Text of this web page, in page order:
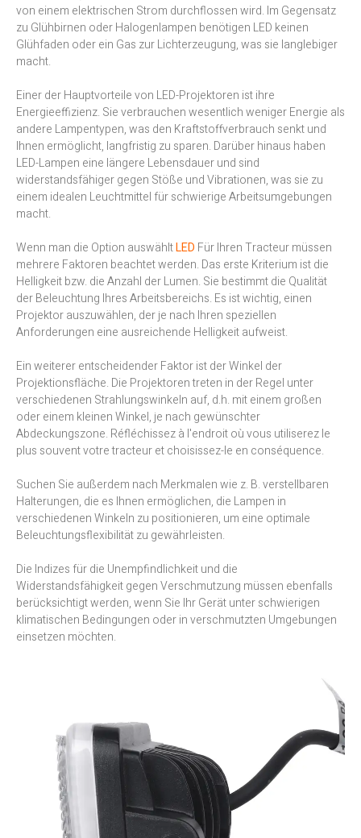
von einem elektrischen Strom durchflossen wird. Im Gegensatz
zu Glühbirnen oder Halogenlampen benötigen LED keinen
Glühfaden oder ein Gas zur Lichterzeugung, was sie langlebiger
macht.
Einer der Hauptvorteile von LED-Projektoren ist ihre
Energieeffizienz. Sie verbrauchen wesentlich weniger Energie als
andere Lampentypen, was den Kraftstoffverbrauch senkt und
Ihnen ermöglicht, langfristig zu sparen. Darüber hinaus haben
LED-Lampen eine längere Lebensdauer und sind
widerstandsfähiger gegen Stöße und Vibrationen, was sie zu
einem idealen Leuchtmittel für schwierige Arbeitsumgebungen
macht.
Wenn man die Option auswähltLED Für Ihren Tracteur müssen
mehrere Faktoren beachtet werden. Das erste Kriterium ist die
Helligkeit bzw. die Anzahl der Lumen. Sie bestimmt die Qualität
der Beleuchtung Ihres Arbeitsbereichs. Es ist wichtig, einen
Projektor auszuwählen, der je nach Ihren speziellen
Anforderungen eine ausreichende Helligkeit aufweist.
Ein weiterer entscheidender Faktor ist der Winkel der
Projektionsfläche. Die Projektoren treten in der Regel unter
verschiedenen Strahlungswinkeln auf, d.h. mit einem großen
oder einem kleinen Winkel, je nach gewünschter
Abdeckungszone. Réfléchissez à l'endroit où vous utiliserez le
plus souvent votre tracteur et choisissez-le en conséquence.
Suchen Sie außerdem nach Merkmalen wie z. B. verstellbaren
Halterungen, die es Ihnen ermöglichen, die Lampen in
verschiedenen Winkeln zu positionieren, um eine optimale
Beleuchtungsflexibilität zu gewährleisten.
Die Indizes für die Unempfindlichkeit und die
Widerstandsfähigkeit gegen Verschmutzung müssen ebenfalls
berücksichtigt werden, wenn Sie Ihr Gerät unter schwierigen
klimatischen Bedingungen oder in verschmutzten Umgebungen
einsetzen möchten.